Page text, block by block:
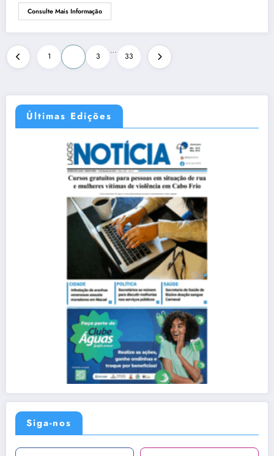
Consulte Mais Informação
1 3
…
33
Últimas Edições
Siga-nos